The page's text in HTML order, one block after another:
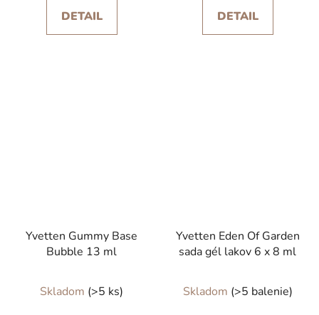
DETAIL DETAIL
Yvetten Gummy Base
Bubble 13 ml
Skladom (>5 ks)
Yvetten Eden Of Garden
sada gél lakov 6 x 8 ml
Skladom (>5 balenie)